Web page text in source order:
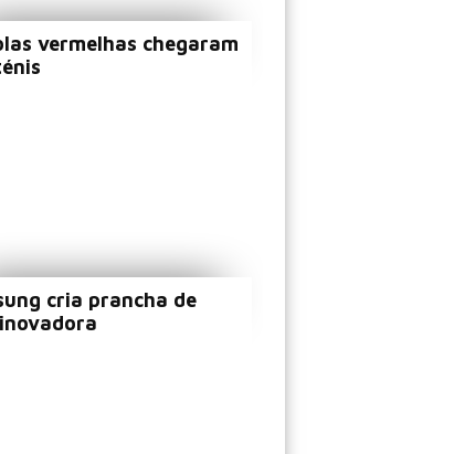
vermelhas chegaram
cria prancha de